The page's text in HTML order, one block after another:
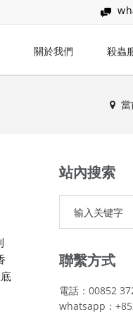
關於我們 殺蟲
當
站內搜索
聯繫方式
電話：00852
whatsapp：